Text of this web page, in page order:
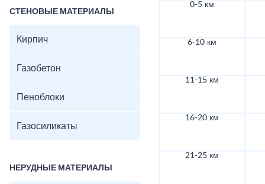
СТЕНОВЫЕ МАТЕРИАЛЫ
Кирпич
Газобетон
Пеноблоки
Газосиликаты
НЕРУДНЫЕ МАТЕРИАЛЫ
0-5 км
6-10 км
11-15 км
16-20 км
21-25 км